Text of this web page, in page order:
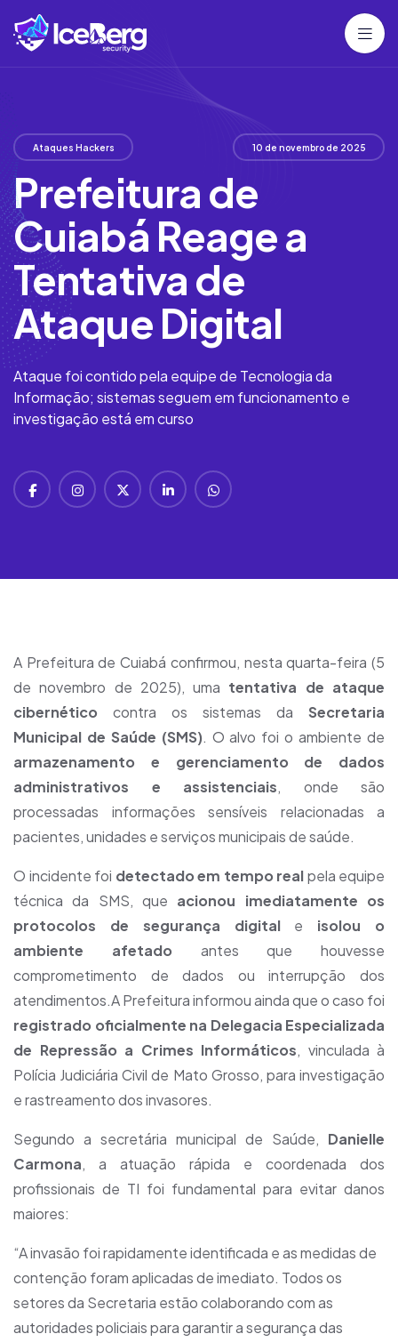
Ataques Hackers 10 de novembro de 2025
Prefeitura de
Cuiabá Reage a
Tentativa de
Ataque Digital
Ataque foi contido pela equipe de Tecnologia da
Informação; sistemas seguem em funcionamento e
investigação está em curso
A Prefeitura de Cuiabá confirmou, nesta quarta-feira (5
de novembro de 2025), uma tentativa de ataque
cibernético contra os sistemas da Secretaria
Municipal de Saúde (SMS). O alvo foi o ambiente de
armazenamento e gerenciamento de dados
administrativos e assistenciais, onde são
processadas informações sensíveis relacionadas a
pacientes, unidades e serviços municipais de saúde.
O incidente foi detectado em tempo realpela equipe
técnica da SMS, que acionou imediatamente os
protocolos de segurança digitale isolou o
ambiente afetado antes que houvesse
comprometimento de dados ou interrupção dos
atendimentos.A Prefeitura informou ainda que o caso foi
registrado oficialmente na Delegacia Especializada
de Repressão a Crimes Informáticos, vinculada à
Polícia Judiciária Civil de Mato Grosso, para investigação
e rastreamento dos invasores.
Segundo a secretária municipal de Saúde, Danielle
Carmona, a atuação rápida e coordenada dos
profissionais de TI foi fundamental para evitar danos
maiores:
“A invasão foi rapidamente identificada e as medidas de
contenção foram aplicadas de imediato. Todos os
setores da Secretaria estão colaborando com as
autoridades policiais para garantir a segurança das